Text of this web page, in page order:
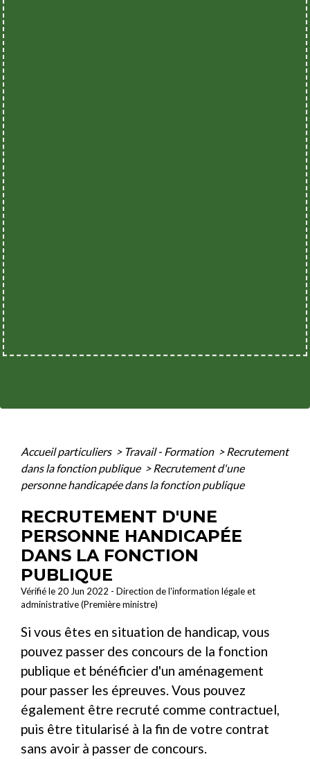
Accueil particuliers > Travail - Formation > Recrutement
dans la fonction publique > Recrutement d'une
personne handicapée dans la fonction publique
RECRUTEMENT D'UNE
PERSONNE HANDICAPÉE
DANS LA FONCTION
PUBLIQUE
Vérifié le 20 Jun 2022 - Direction de l'information légale et
administrative (Première ministre)
Si vous êtes en situation de handicap, vous
pouvez passer des concours de la fonction
publique et bénéficier d'un aménagement
pour passer les épreuves. Vous pouvez
également être recruté comme contractuel,
puis être titularisé à la fin de votre contrat
sans avoir à passer de concours.